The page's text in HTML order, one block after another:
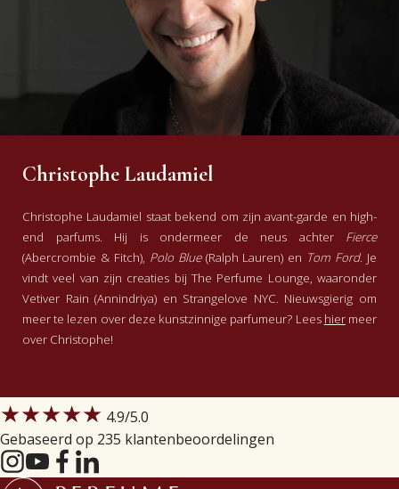
Christophe Laudamiel
Christophe Laudamiel staat bekend om zijn avant-garde en high-
end parfums. Hij is ondermeer de neus achter Fierce
(Abercrombie & Fitch), Polo Blue(Ralph Lauren) en Tom Ford. Je
vindt veel van zijn creaties bij The Perfume Lounge, waaronder
Vetiver Rain (Annindriya) en Strangelove NYC. Nieuwsgierig om
meer te lezen over deze kunstzinnige parfumeur? Lees hiermeer
over Christophe!
★★★★★ 4.9/5.0
Gebaseerd op 235 klantenbeoordelingen